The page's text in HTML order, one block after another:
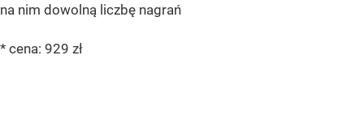
na nim dowolną liczbę nagrań
* cena: 929 zł